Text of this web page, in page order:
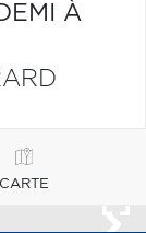
À
CARTE